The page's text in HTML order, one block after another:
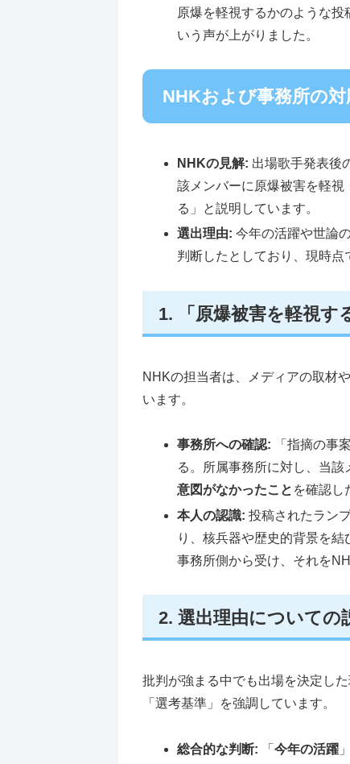
原爆を軽視するかのような
いう声が上がりました。
NHKおよび事務所の対
NHKの見解: 出場歌手発表後
該メンバーに原爆被害を軽
る」と説明しています。
選出理由: 今年の活躍や世論
判断したとしており、現時点
1. 「原爆被害を軽視す
NHKの担当者は、メディアの取材
います。
事務所への確認: 「指摘の事
る。所属事務所に対し、当該
意図がなかったこと を確認し
本人の認識: 投稿されたラン
り、核兵器や歴史的背景を
事務所側から受け、それを
2. 選出理由についての
批判が強まる中でも出場を決定し
「選考基準」を強調しています。
総合的な判断: 「今年の活躍